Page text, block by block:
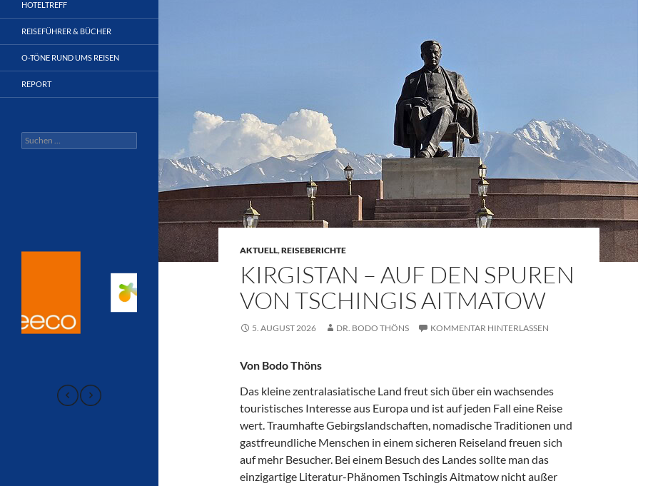
AKTUELL,REISEBERICHTE
KIRGISTAN – AUF DEN SPUREN
VON TSCHINGIS AITMATOW
5. AUGUST 2026 DR. BODO THÖNS KOMMENTAR HINTERLASSEN
Von Bodo Thöns
Das kleine zentralasiatische Land freut sich über ein wachsendes
touristisches Interesse aus Europa und ist auf jeden Fall eine Reise
wert. Traumhafte Gebirgslandschaften, nomadische Traditionen und
gastfreundliche Menschen in einem sicheren Reiseland freuen sich
auf mehr Besucher. Bei einem Besuch des Landes sollte man das
einzigartige Literatur-Phänomen Tschingis Aitmatow nicht außer
HOTELTREFF
REISEFÜHRER & BÜCHER
O-TÖNE RUND UMS REISEN
REPORT
Suchen
nach: